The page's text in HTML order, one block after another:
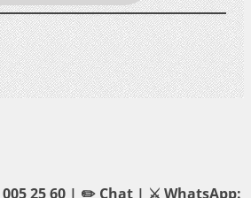
25 60 | ✏️ Chat| ⚔️ WhatsApp: